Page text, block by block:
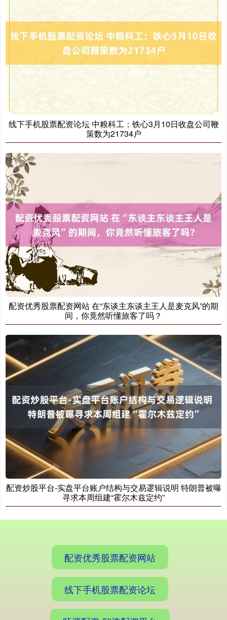
北证50 1134.24 +11.37 +1.01%
3563.12 +47.56
基金指数 7242.10 +12.30 +0.17%
国债指数 +0.10 +0.04%
期指IC0 +2.13%
线下手机股票配资论坛 中粮科工：铁心3月10日收盘公司鞭
策数为21734户
配资优秀股票配资网站 在“东谈主东谈主王人是麦克风”的期
间，你竟然听懂旅客了吗？
配资炒股平台-实盘平台账户结构与交易逻辑说明 特朗普被曝
寻求本周组建“霍尔木兹定约”
配资优秀股票配资网站
线下手机股票配资论坛